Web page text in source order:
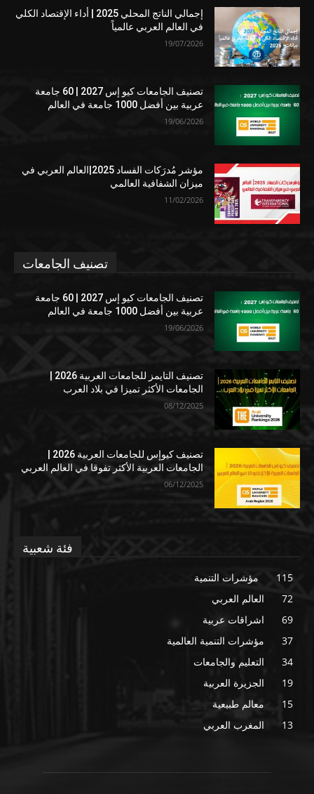
إجمالي الناتج المحلي 2025 | أداء الإقتصاد الكلي
في العالم العربي عالمياً
19/07/2026
تصنيف الجامعات كيو إس 2027 | 60 جامعة
عربية بين أفضل 1000 جامعة في العالم
19/06/2026
مؤشر مُدرَكات الفساد 2025|العالم العربي في
ميزان الشفافية العالمي
11/02/2026
تصنيف الجامعات
تصنيف الجامعات كيو إس 2027 | 60 جامعة
عربية بين أفضل 1000 جامعة في العالم
19/06/2026
الجامعات الأكثر تميزا في بلاد العرب
08/12/2025
الجامعات العربية الأكثر تفوقا في العالم العربي
06/12/2025
فئة شعبية
مؤشرات التنمية
115
العالم العربي
72
اشراقات عربية
69
مؤشرات التنمية العالمية
37
التعليم والجامعات
34
الجزيرة العربية
19
معالم طبيعية
15
المغرب العربي
13